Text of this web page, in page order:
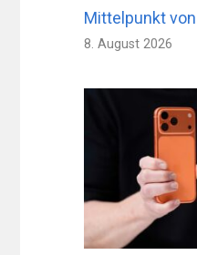
Mittelpunkt
8. August 2026